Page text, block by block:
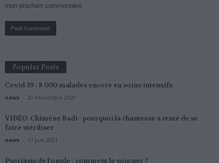
mon prochain commentaire.
Popular Posts
Covid-19 : 8 000 malades encore en soins intensifs
news - 20 novembre 2020
VIDÉO. Chimène Badi : pourquoi la chanteuse a tenté de se
faire stériliser
news - 17 juin 2021
Psoriasis de l’ongle : comment le soigner ?